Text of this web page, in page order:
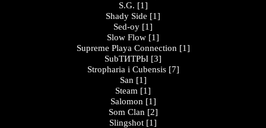
S.G. [1]
Shady Side [1]
Sed-oy [1]
Slow Flow [1]
Supreme Playa Connection [1]
SubТИТРЫ [3]
Stropharia i Cubensis [7]
San [1]
Steam [1]
Salomon [1]
Som Clan [2]
Slingshot [1]